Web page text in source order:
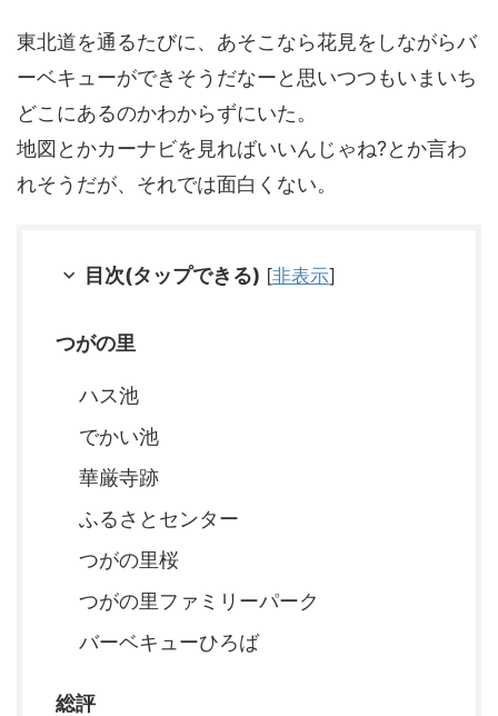
東北道を通るたびに、あそこなら花見をしながらバ
ーベキューができそうだなーと思いつつもいまいち
どこにあるのかわからずにいた。
地図とかカーナビを見ればいいんじゃね?とか言わ
れそうだが、それでは面白くない。
目次(タップできる) [非表示]
つがの里
ハス池
でかい池
華厳寺跡
ふるさとセンター
つがの里桜
つがの里ファミリーパーク
バーベキューひろば
総評